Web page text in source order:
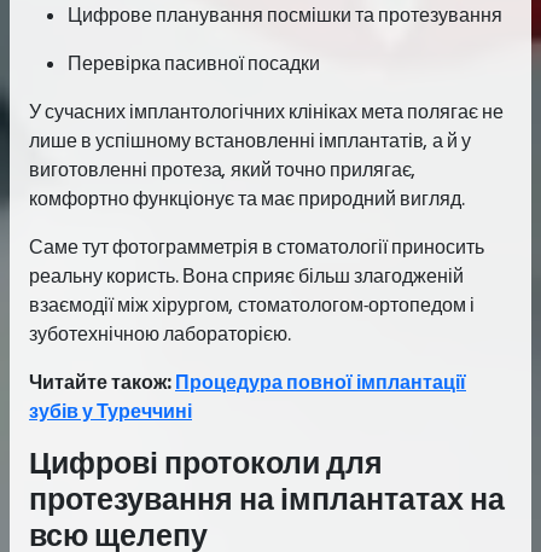
Цифрове планування посмішки та протезування
Перевірка пасивної посадки
У сучасних імплантологічних клініках мета полягає не
лише в успішному встановленні імплантатів, а й у
виготовленні протеза, який точно прилягає,
комфортно функціонує та має природний вигляд.
Саме тут фотограмметрія в стоматології приносить
реальну користь. Вона сприяє більш злагодженій
взаємодії між хірургом, стоматологом-ортопедом і
зуботехнічною лабораторією.
Читайте також: Процедура повної імплантації
зубів у Туреччині
Цифрові протоколи для
протезування на імплантатах на
всю щелепу